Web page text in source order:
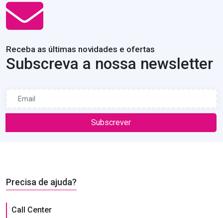
Receba as últimas novidades e ofertas
Subscreva a nossa newsletter
Subscrever
Precisa de ajuda?
Call Center